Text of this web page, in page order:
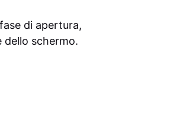
di apertura,
schermo.